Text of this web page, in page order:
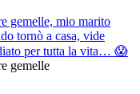
gemelle, mio marito
tornò a casa, vide
per tutta la vita… 😱
gemelle